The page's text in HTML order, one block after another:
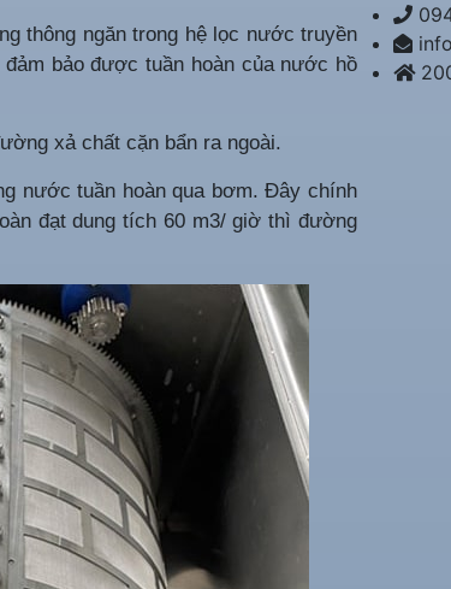
thông ngăn trong hệ lọc nước truyền
bảo được tuần hoàn của nước hồ
xả chất cặn bẩn ra ngoài.
nước tuần hoàn qua bơm. Đây chính
đạt dung tích 60 m3/ giờ thì đường